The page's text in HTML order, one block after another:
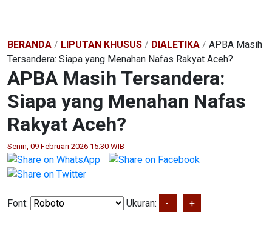
BERANDA / LIPUTAN KHUSUS / DIALETIKA / APBA Masih
Tersandera: Siapa yang Menahan Nafas Rakyat Aceh?
APBA Masih Tersandera:
Siapa yang Menahan Nafas
Rakyat Aceh?
Senin, 09 Februari 2026 15:30 WIB
Font: Ukuran: - +